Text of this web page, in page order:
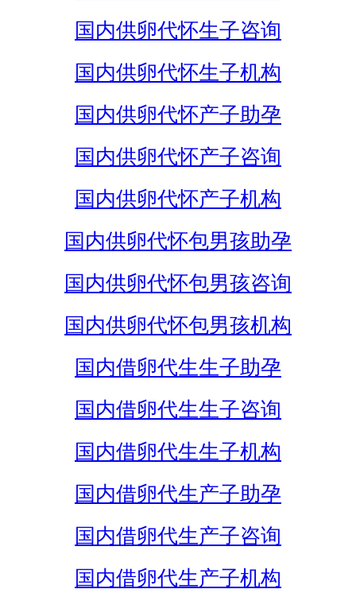
国内供卵代怀生子咨询
国内供卵代怀生子机构
国内供卵代怀产子助孕
国内供卵代怀产子咨询
国内供卵代怀产子机构
国内供卵代怀包男孩助孕
国内供卵代怀包男孩咨询
国内供卵代怀包男孩机构
国内借卵代生生子助孕
国内借卵代生生子咨询
国内借卵代生生子机构
国内借卵代生产子助孕
国内借卵代生产子咨询
国内借卵代生产子机构